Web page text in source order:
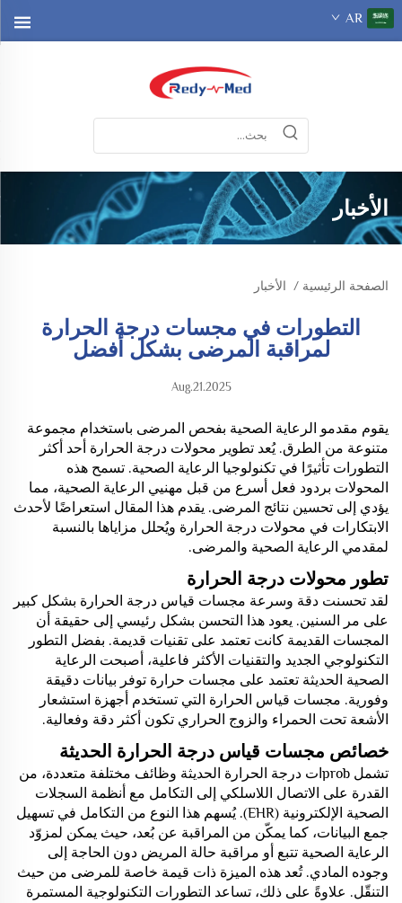
AR
الأخبار
الصفحة الرئيسية / الأخبار
التطورات في مجسات درجة الحرارة
لمراقبة المرضى بشكل أفضل
Aug.21.2025
يقوم مقدمو الرعاية الصحية بفحص المرضى باستخدام مجموعة
متنوعة من الطرق. يُعد تطوير محولات درجة الحرارة أحد أكثر
التطورات تأثيرًا في تكنولوجيا الرعاية الصحية. تسمح هذه
المحولات بردود فعل أسرع من قبل مهنيي الرعاية الصحية، مما
يؤدي إلى تحسين نتائج المرضى. يقدم هذا المقال استعراضًا لأحدث
الابتكارات في محولات درجة الحرارة ويُحلل مزاياها بالنسبة
لمقدمي الرعاية الصحية والمرضى.
تطور محولات درجة الحرارة
لقد تحسنت دقة وسرعة مجسات قياس درجة الحرارة بشكل كبير
على مر السنين. يعود هذا التحسن بشكل رئيسي إلى حقيقة أن
المجسات القديمة كانت تعتمد على تقنيات قديمة. بفضل التطور
التكنولوجي الجديد والتقنيات الأكثر فاعلية، أصبحت الرعاية
الصحية الحديثة تعتمد على مجسات حرارة توفر بيانات دقيقة
وفورية. مجسات قياس الحرارة التي تستخدم أجهزة استشعار
الأشعة تحت الحمراء والزوج الحراري تكون أكثر دقة وفعالية.
خصائص مجسات قياس درجة الحرارة الحديثة
تشمل probات درجة الحرارة الحديثة وظائف مختلفة متعددة، من
القدرة على الاتصال اللاسلكي إلى التكامل مع أنظمة السجلات
الصحية الإلكترونية (EHR). يُسهم هذا النوع من التكامل في تسهيل
جمع البيانات، كما يمكّن من المراقبة عن بُعد، حيث يمكن لمزوّد
الرعاية الصحية تتبع أو مراقبة حالة المريض دون الحاجة إلى
وجوده المادي. تُعد هذه الميزة ذات قيمة خاصة للمرضى من حيث
التنقّل. علاوةً على ذلك، تساعد التطورات التكنولوجية المستمرة